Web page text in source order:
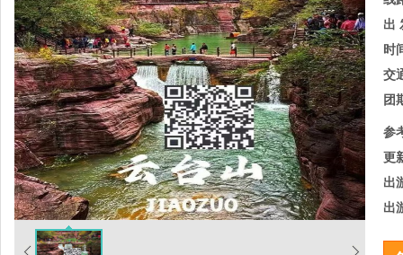
出
时
交
团
参
更
出
出